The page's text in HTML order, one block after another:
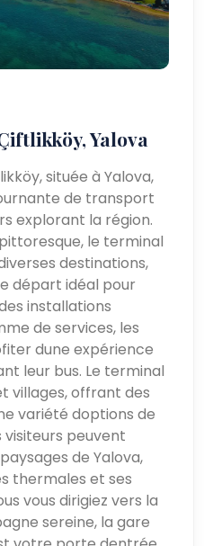
Yalova
située à Yalova,
de transport
explorant la région.
le terminal
destinations,
départ idéal pour
installations
de services, les
dune expérience
leur bus. Le terminal
villages, offrant des
variété doptions de
visiteurs peuvent
de Yalova,
thermales et ses
vous dirigiez vers la
sereine, la gare